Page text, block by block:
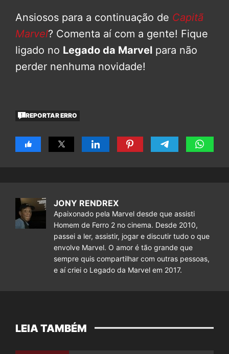
Ansiosos para a continuação de Capitã
Marvel? Comenta aí com a gente! Fique
ligado no Legado da Marvel para não
perder nenhuma novidade!
REPORTAR ERRO
JONY RENDREX
Apaixonado pela Marvel desde que assisti
Homem de Ferro 2 no cinema. Desde 2010,
passei a ler, assistir, jogar e discutir tudo o que
envolve Marvel. O amor é tão grande que
sempre quis compartilhar com outras pessoas,
e aí criei o Legado da Marvel em 2017.
LEIA TAMBÉM